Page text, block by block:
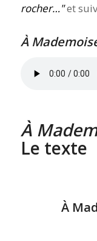
rocher… et
À
À
Le texte
À